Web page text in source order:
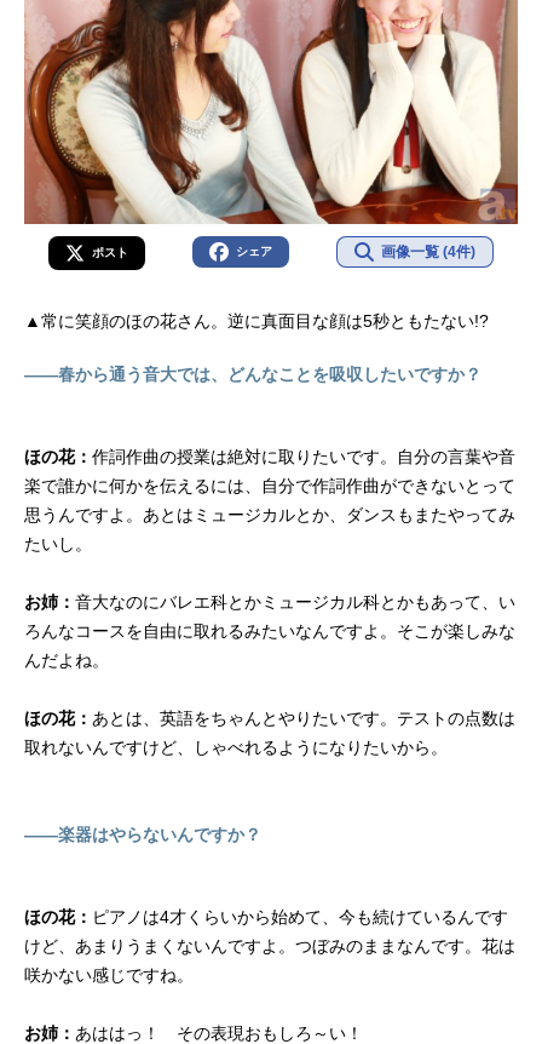
ポスト シェア 画像一覧 (4件)
▲常に笑顔のほの花さん。逆に真面目な顔は5秒ともたない!?
――春から通う音大では、どんなことを吸収したいですか？
ほの花： 作詞作曲の授業は絶対に取りたいです。自分の言葉や音
楽で誰かに何かを伝えるには、自分で作詞作曲ができないとって
思うんですよ。あとはミュージカルとか、ダンスもまたやってみ
たいし。
お姉： 音大なのにバレエ科とかミュージカル科とかもあって、い
ろんなコースを自由に取れるみたいなんですよ。そこが楽しみな
んだよね。
ほの花： あとは、英語をちゃんとやりたいです。テストの点数は
取れないんですけど、しゃべれるようになりたいから。
――楽器はやらないんですか？
ほの花： ピアノは4才くらいから始めて、今も続けているんです
けど、あまりうまくないんですよ。つぼみのままなんです。花は
咲かない感じですね。
お姉： あははっ！ その表現おもしろ～い！